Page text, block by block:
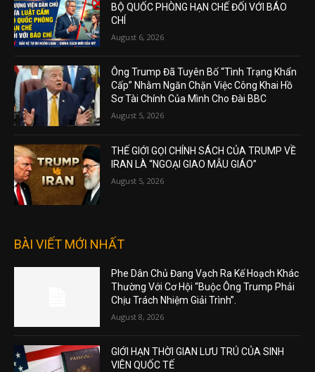
BỘ QUỐC PHÒNG HẠN CHẾ ĐỐI VỚI BÁO
CHÍ
August 6, 2026
Ông Trump Đã Tuyên Bố “Tình Trạng Khẩn
Cấp” Nhằm Ngăn Chặn Việc Công Khai Hồ
Sơ Tài Chính Của Mình Cho Đài BBC
August 5, 2026
THẾ GIỚI GỌI CHÍNH SÁCH CỦA TRUMP VỀ
IRAN LÀ “NGOẠI GIAO MẪU GIÁO”
August 5, 2026
BÀI VIẾT MỚI NHẤT
Phe Dân Chủ Đang Vạch Ra Kế Hoạch Khác
Thường Với Cơ Hội “Buộc Ông Trump Phải
Chịu Trách Nhiệm Giải Trình”.
August 8, 2026
GIỚI HẠN THỜI GIAN LƯU TRÚ CỦA SINH
VIÊN QUỐC TẾ